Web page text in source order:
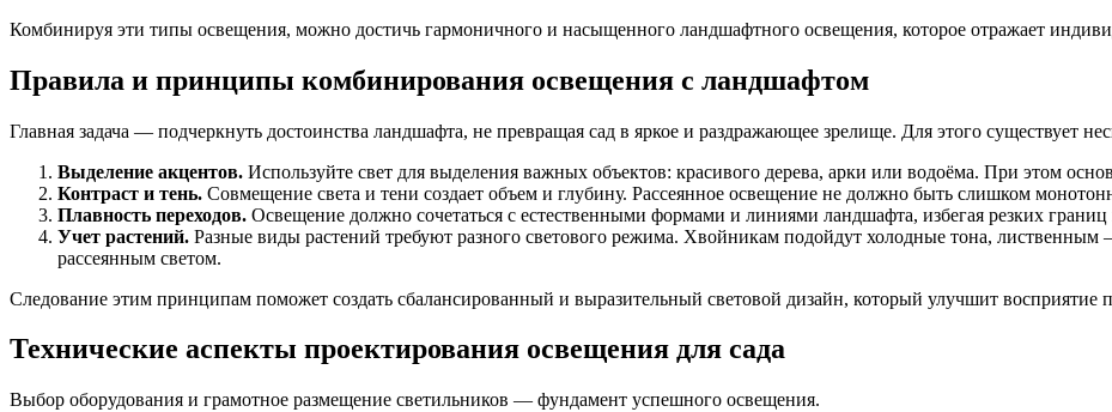
Комбинируя эти типы освещения, можно достичь гармоничного и насыщенного ландшафтного освещения, которое отражает
Правила и принципы комбинирования освещения с ландшафтом
Главная задача — подчеркнуть достоинства ландшафта, не превращая сад в яркое и раздражающее зрелище. Для этого существует
Выделение акцентов. Используйте свет для выделения важных объектов: красивого дерева, арки или водоёма. При этом
Контраст и тень. Совмещение света и тени создает объем и глубину. Рассеянное освещение не должно быть слишком
Плавность переходов. Освещение должно сочетаться с естественными формами и линиями ландшафта, избегая резких границ
Учет растений. Разные виды растений требуют разного светового режима. Хвойникам подойдут холодные тона,
рассеянным светом.
Следование этим принципам поможет создать сбалансированный и выразительный световой дизайн, который улучшит восприятие
Технические аспекты проектирования освещения для сада
Выбор оборудования и грамотное размещение светильников — фундамент успешного освещения.